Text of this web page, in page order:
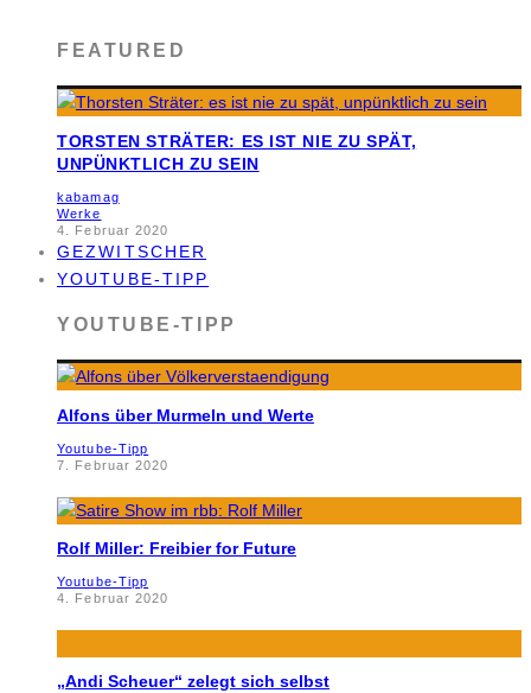
FEATURED
TORSTEN STRÄTER: ES IST NIE ZU SPÄT,
UNPÜNKTLICH ZU SEIN
kabamag
Werke
4. Februar 2020
GEZWITSCHER
YOUTUBE-TIPP
YOUTUBE-TIPP
Alfons über Murmeln und Werte
Youtube-Tipp
7. Februar 2020
Rolf Miller: Freibier for Future
Youtube-Tipp
4. Februar 2020
„Andi Scheuer“ zelegt sich selbst